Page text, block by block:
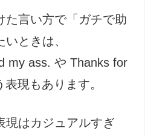
た言い方で「ガチで助
ときは、
my ass. や Thanks for
現もあります。
現はカジュアルすぎ